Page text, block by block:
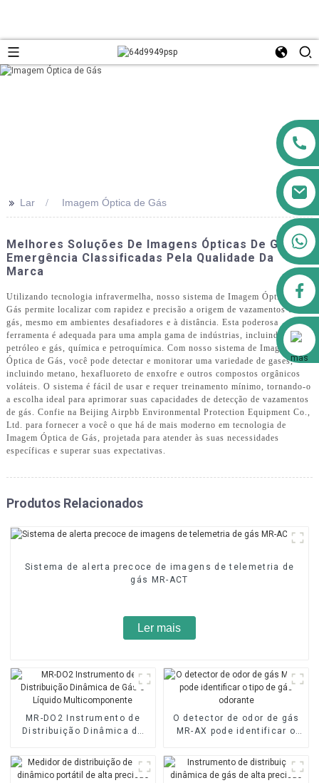
+8613911556761
Alibaba
>> Lar Imagem Óptica de Gás
Melhores Soluções De Imagens Ópticas De Gás De
Emergência Classificadas Pela Qualidade Da
Marca
Utilizando tecnologia infravermelha, nosso sistema de Imagem Óptica de
Gás permite localizar com rapidez e precisão a origem de vazamentos de
gás, mesmo em ambientes desafiadores e à distância. Esta poderosa
ferramenta é adequada para uma ampla gama de indústrias, incluindo
petróleo e gás, química e petroquímica. Com nosso sistema de Imagem
Óptica de Gás, você pode detectar e monitorar uma variedade de gases,
incluindo metano, hexafluoreto de enxofre e outros compostos orgânicos
voláteis. O sistema é fácil de usar e requer treinamento mínimo, tornando-o
a escolha ideal para aprimorar suas capacidades de detecção de vazamentos
de gás. Confie na Beijing Airpbb Environmental Protection Equipment Co.,
Ltd. para fornecer a você o que há de mais moderno em tecnologia de
Imagem Óptica de Gás, projetada para atender às suas necessidades
específicas e superar suas expectativas.
Produtos Relacionados
Sistema de alerta precoce de imagens de telemetria de
gás MR-ACT
Ler mais
MR-DO2 Instrumento de
Distribuição Dinâmica de
Multicomponente
O detector de odor de gás
MR-AX pode identificar o